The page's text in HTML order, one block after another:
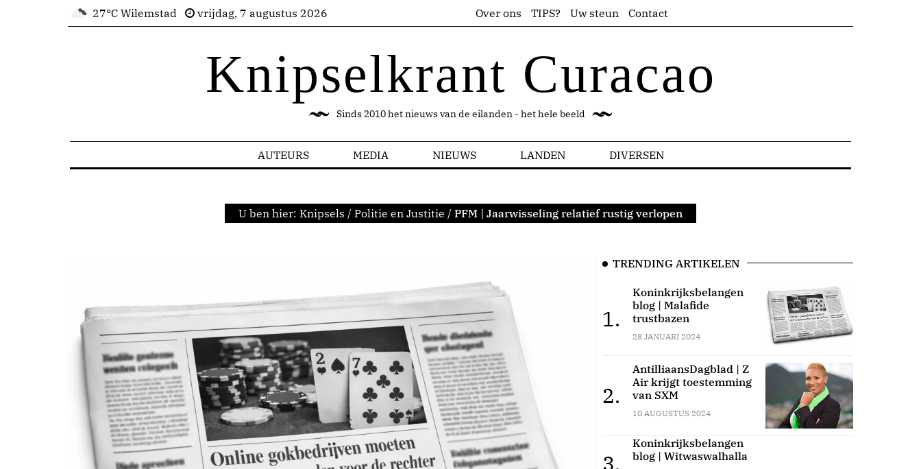
27°C Wilemstad vrijdag, 7 augustus 2026 Over ons TIPS? Uw steun Contact
Knipselkrant Curacao
Sinds 2010 het nieuws van de eilanden - het hele beeld
AUTEURS MEDIA NIEUWS LANDEN DIVERSEN
U ben hier: Knipsels / Politie en Justitie / PFM | Jaarwisseling relatief rustig verlopen
TRENDING ARTIKELEN
1.
Koninkrijksbelangen
blog | Malafide
trustbazen
28 JANUARI 2024
2.
AntilliaansDagblad | Z
Air krijgt toestemming
van SXM
10 AUGUSTUS 2024
3.
Koninkrijksbelangen
blog | Witwaswalhalla